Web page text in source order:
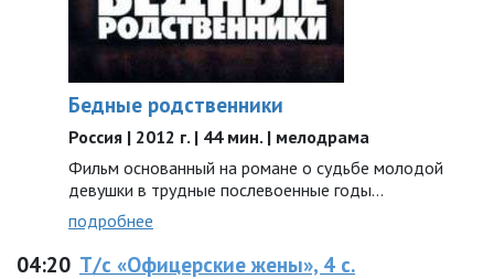
Бедные родственники
Россия | 2012 г. | 44 мин. | мелодрама
Фильм основанный на романе о судьбе молодой
девушки в трудные послевоенные годы…
подробнее
04:20 Т/с «Офицерские жены», 4 с.